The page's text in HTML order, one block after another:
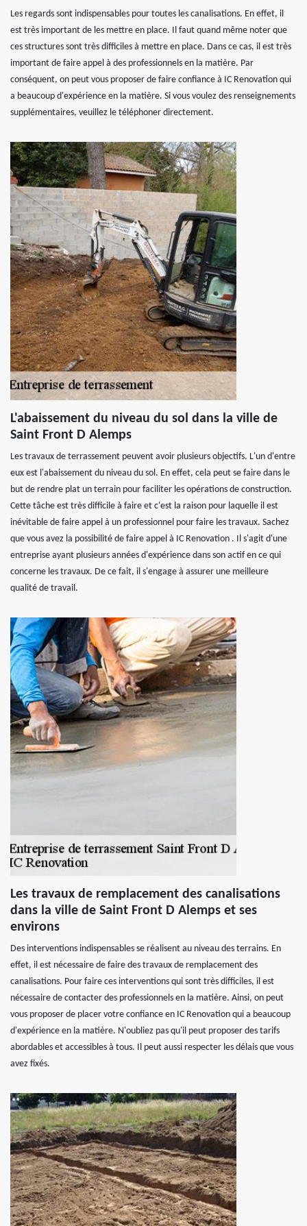
Les regards sont indispensables pour toutes les canalisations. En effet, il
est très important de les mettre en place. Il faut quand même noter que
ces structures sont très difficiles à mettre en place. Dans ce cas, il est très
important de faire appel à des professionnels en la matière. Par
conséquent, on peut vous proposer de faire confiance à IC Renovation qui
a beaucoup d'expérience en la matière. Si vous voulez des renseignements
supplémentaires, veuillez le téléphoner directement.
L'abaissement du niveau du sol dans la ville de
Saint Front D Alemps
Les travaux de terrassement peuvent avoir plusieurs objectifs. L'un d'entre
eux est l'abaissement du niveau du sol. En effet, cela peut se faire dans le
but de rendre plat un terrain pour faciliter les opérations de construction.
Cette tâche est très difficile à faire et c'est la raison pour laquelle il est
inévitable de faire appel à un professionnel pour faire les travaux. Sachez
que vous avez la possibilité de faire appel à IC Renovation . Il s'agit d'une
entreprise ayant plusieurs années d'expérience dans son actif en ce qui
concerne les travaux. De ce fait, il s'engage à assurer une meilleure
qualité de travail.
Les travaux de remplacement des canalisations
dans la ville de Saint Front D Alemps et ses
environs
Des interventions indispensables se réalisent au niveau des terrains. En
effet, il est nécessaire de faire des travaux de remplacement des
canalisations. Pour faire ces interventions qui sont très difficiles, il est
nécessaire de contacter des professionnels en la matière. Ainsi, on peut
vous proposer de placer votre confiance en IC Renovation qui a beaucoup
d'expérience en la matière. N'oubliez pas qu'il peut proposer des tarifs
abordables et accessibles à tous. Il peut aussi respecter les délais que vous
avez fixés.